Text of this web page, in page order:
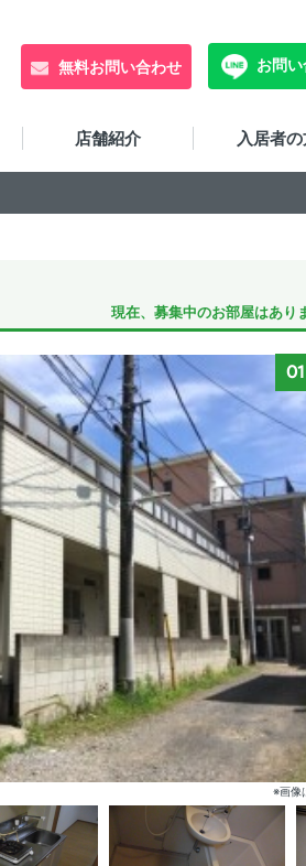
無料お問い合わせ お問
店舗紹介 入居者
現在、募集中のお部屋はあり
01
※画像